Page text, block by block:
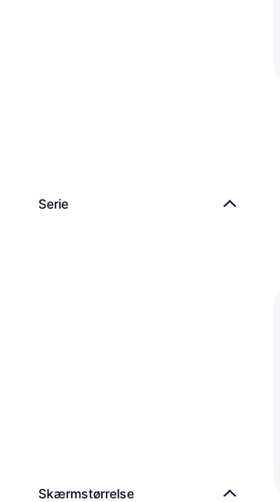
Serie
Skærmstørrelse